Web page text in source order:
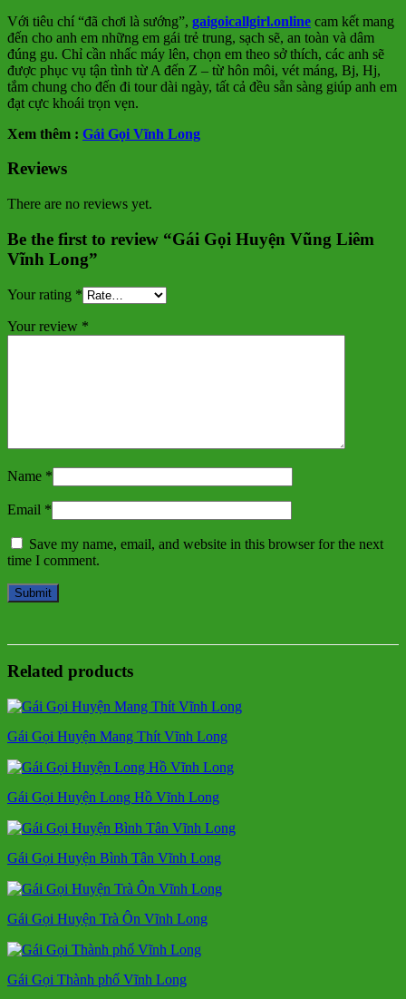
Với tiêu chí “đã chơi là sướng”, gaigoicallgirl.online cam kết mang
đến cho anh em những em gái trẻ trung, sạch sẽ, an toàn và dâm
đúng gu. Chỉ cần nhấc máy lên, chọn em theo sở thích, các anh sẽ
được phục vụ tận tình từ A đến Z – từ hôn môi, vét máng, Bj, Hj,
tắm chung cho đến đi tour dài ngày, tất cả đều sẵn sàng giúp anh em
đạt cực khoái trọn vẹn.
Xem thêm : Gái Gọi Vĩnh Long
Reviews
There are no reviews yet.
Be the first to review “Gái Gọi Huyện Vũng Liêm
Vĩnh Long”
Your rating *
Your review *
Name *
Email *
Save my name, email, and website in this browser for the next
time I comment.
Related products
Gái Gọi Huyện Mang Thít Vĩnh Long
Gái Gọi Huyện Long Hồ Vĩnh Long
Gái Gọi Huyện Bình Tân Vĩnh Long
Gái Gọi Huyện Trà Ôn Vĩnh Long
Gái Gọi Thành phố Vĩnh Long